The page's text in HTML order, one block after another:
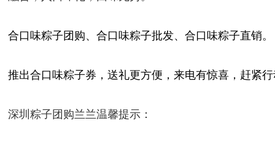
合口味粽子团购、合口味粽子批发、合口味粽子直销。
推出合口味粽子券，送礼更方便，来电有惊喜，赶紧
深圳粽子团购兰兰温馨提示：